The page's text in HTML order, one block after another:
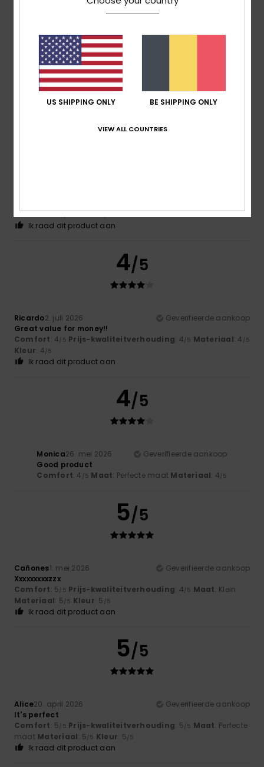
Ainhoa9. juli 2026
Geverifieerde aankoop
very nice
Comfort: 5/5 Prijs-kwaliteitverhouding
Materiaal: 5/5 Kleur: 5/5
Ik raad dit product aan
Materiaal: 5 Kleur: 5
Ik raad dit product aan
4/5
Ricardo2. juli 2026
Geverifieerde aankoop
Great value for money!!
Comfort: 4/5 Prijs-kwaliteitverhouding: 4/5 Materiaal: 4 /5
Kleur: 4/5
Ik raad dit product aan
4/5
Monica26. mei 2026
Geverifieerde aankoop
Good product
Comfort: 4 /5 Maat: Perfecte maat Materiaal: 4/5
5/5
Cañones1. mei 2026
Geverifieerde aankoop
Xxxxxxxxxzzx
Comfort: 5/5 Prijs-kwaliteitverhouding: 4/5 Maat: Klein
Materiaal: 5/5 Kleur: 5 /5
Ik raad dit product aan
5/5
Alice20. april 2026
Geverifieerde aankoop
It's perfect
Comfort: 5/5 Prijs-kwaliteitverhouding: 5/5 Maat: Perfecte
maat Materiaal: 5/5 Kleur: 5/5
Ik raad dit product aan
US SHIPPING ONLY BE SHIPPING ONLY
VIEW ALL COUNTRIES